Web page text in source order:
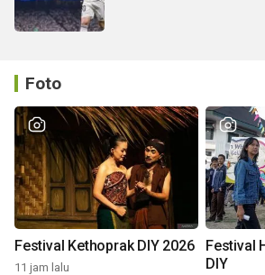
Foto
Festival Kethoprak DIY 2026
11 jam lalu
Festival
DIY